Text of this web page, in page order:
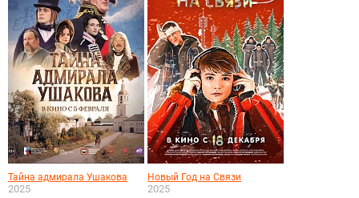
Тайна адмирала Ушакова
2025
Новый Год на Связи
2025